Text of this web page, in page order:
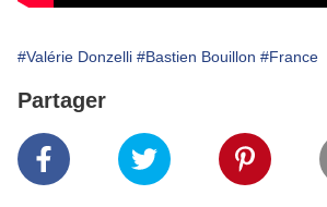
#Valérie Donzelli #Bastien Bouillon #France
Partager